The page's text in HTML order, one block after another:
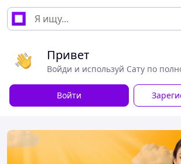
Привет
Войди и используй Сату по
Войти